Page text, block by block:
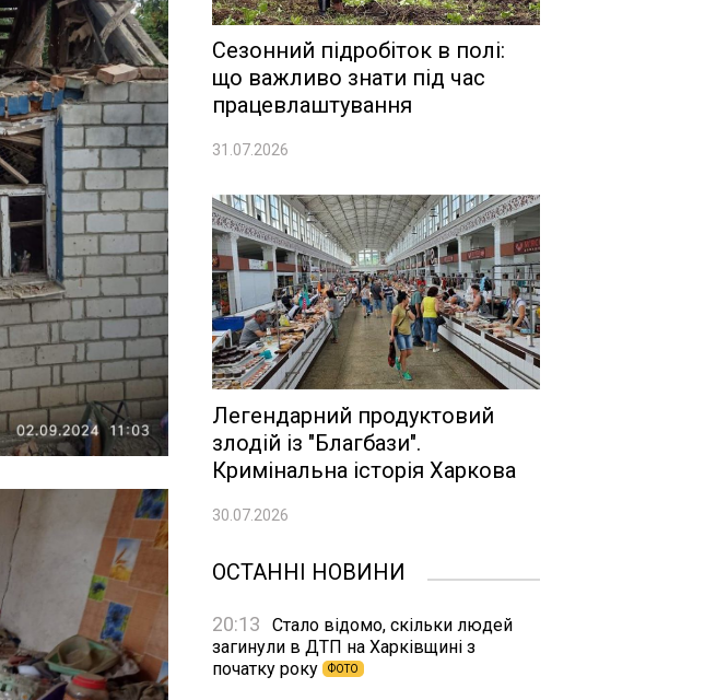
Сезонний підробіток в полі:
що важливо знати під час
працевлаштування
31.07.2026
Легендарний продуктовий
злодій із "Благбази".
Кримінальна історія Харкова
30.07.2026
ОСТАННІ НОВИНИ
20:13
Стало відомо, скільки людей
загинули в ДТП на Харківщині з
початку року
ФОТО